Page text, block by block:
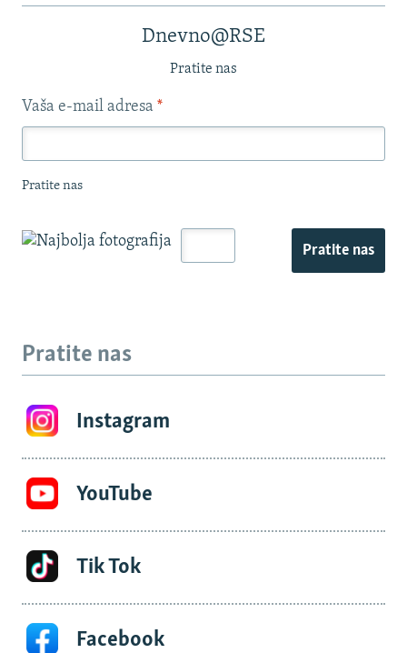
Dnevno@RSE
Pratite nas
Vaša e-mail adresa *
Pratite nas
Pratite nas
Pratite nas
Instagram
YouTube
Tik Tok
Facebook